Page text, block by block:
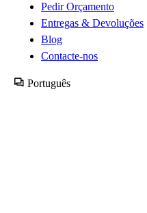
Pedir Orçamento
Entregas & Devoluções
Blog
Contacte-nos
Português